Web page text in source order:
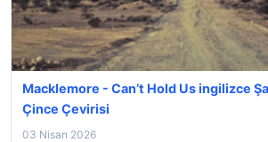
Macklemore - Can’t Hold Us ingilizce
Çince Çevirisi
03 Nisan 2026